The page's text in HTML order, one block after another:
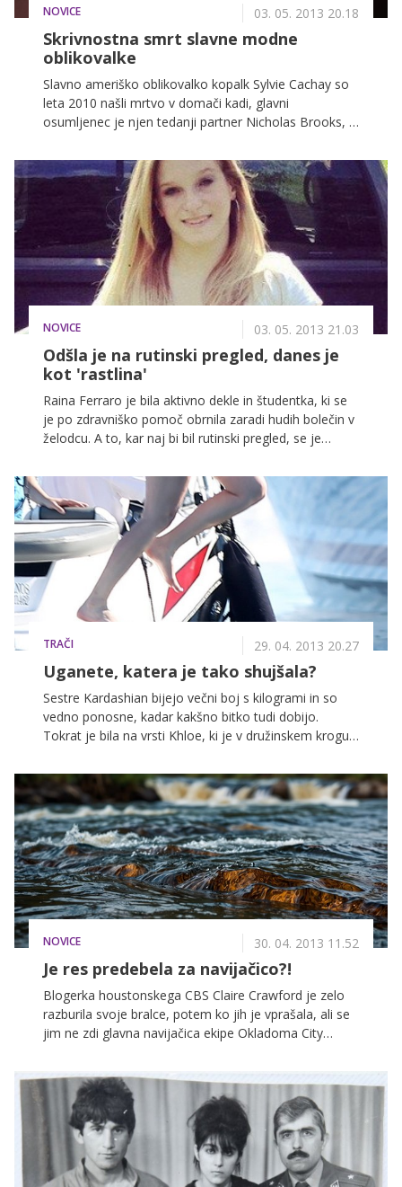
NOVICE 03. 05. 2013 20.18
Skrivnostna smrt slavne modne
oblikovalke
Slavno ameriško oblikovalko kopalk Sylvie Cachay so
leta 2010 našli mrtvo v domači kadi, glavni
osumljenec je njen tedanji partner Nicholas Brooks, ki
pokazalo nekaj upanja, saj so patologi ugotovili, da je
žrtev morda umrla zaradi utopitve, ki je sledila
prevelikemu odmerku različnih zdravil.
NOVICE 03. 05. 2013 21.03
Odšla je na rutinski pregled, danes je
kot 'rastlina'
Raina Ferraro je bila aktivno dekle in študentka, ki se
je po zdravniško pomoč obrnila zaradi hudih bolečin v
želodcu. A to, kar naj bi bil rutinski pregled, se je
danes ne govori in se ne giblje, njeni starši pa so
vložili tožbo proti bolnišnici zaradi malomarnosti.
TRAČI 29. 04. 2013 20.27
Uganete, katera je tako shujšala?
Sestre Kardashian bijejo večni boj s kilogrami in so
vedno ponosne, kadar kakšno bitko tudi dobijo.
Tokrat je bila na vrsti Khloe, ki je v družinskem krogu
ujeli v kopalkah, ki so razkrivale, da je zvezdnica
shujšala za kar nekaj kilogramov.
NOVICE 30. 04. 2013 11.52
Je res predebela za navijačico?!
Blogerka houstonskega CBS Claire Crawford je zelo
razburila svoje bralce, potem ko jih je vprašala, ali se
jim ne zdi glavna navijačica ekipe Okladoma City
njo niso strinjali, zaradi besnih komentarjev so njen
članek umaknili s spletne strani.